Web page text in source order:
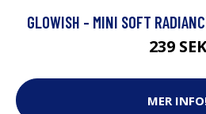
GLOWISH - MINI SOFT
239 SEK
MER